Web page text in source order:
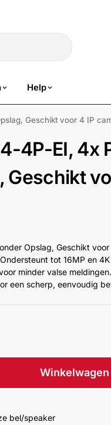
Zoeken
Help
Geschikt voor 4 IP
4P-EI, 4x
Geschikt
Opslag, Geschikt
tot 16MP en
minder valse
een scherp, eenvoudig
Winkelwagen
bel/speaker